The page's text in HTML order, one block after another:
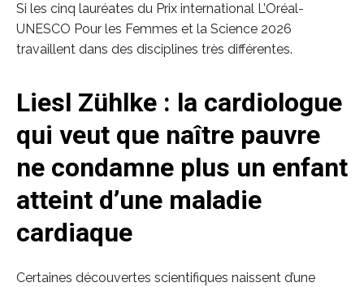
Si les cinq lauréates du Prix international L’Oréal-
UNESCO Pour les Femmes et la Science 2026
travaillent dans des disciplines très différentes.
Liesl Zühlke : la cardiologue
qui veut que naître pauvre
ne condamne plus un enfant
atteint d’une maladie
cardiaque
Certaines découvertes scientifiques naissent d’une